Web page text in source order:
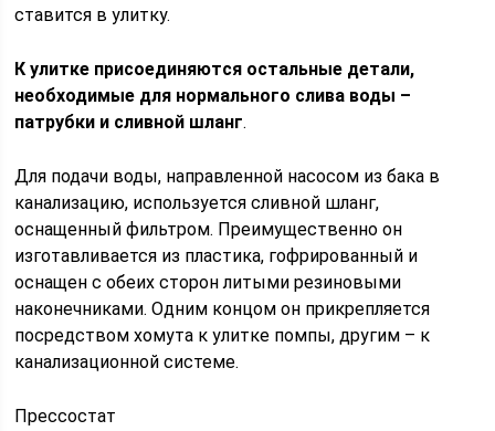
ставится в улитку.
К улитке присоединяются остальные детали,
необходимые для нормального слива воды –
патрубки и сливной шланг.
Для подачи воды, направленной насосом из бака в
канализацию, используется сливной шланг,
оснащенный фильтром. Преимущественно он
изготавливается из пластика, гофрированный и
оснащен с обеих сторон литыми резиновыми
наконечниками. Одним концом он прикрепляется
посредством хомута к улитке помпы, другим – к
канализационной системе.
Прессостат